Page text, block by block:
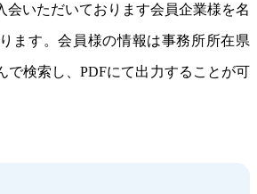
会いただいております会員企業様を名
ます。会員様の情報は事務所所在県
で検索し、PDFにて出力することが可